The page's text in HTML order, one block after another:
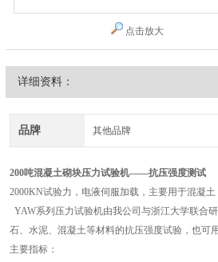
点击放大
详细资料：
品牌 其他品牌
200吨混凝土砌块压力试验机——抗压强度测试
2000KN试验力，电液伺服加载，主要用于混凝土
YAW系列压力试验机由我公司与浙江大学联合
石、水泥、混凝土等材料的抗压强度试验，也可
主要指标：